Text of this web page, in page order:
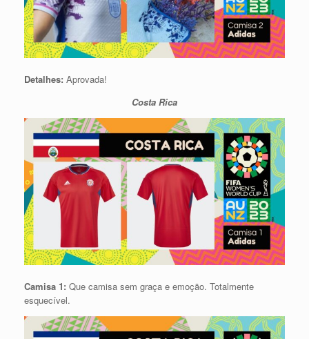
Detalhes: Aprovada!
Costa Rica
Camisa 1: Que camisa sem graça e emoção. Totalmente
esquecível.